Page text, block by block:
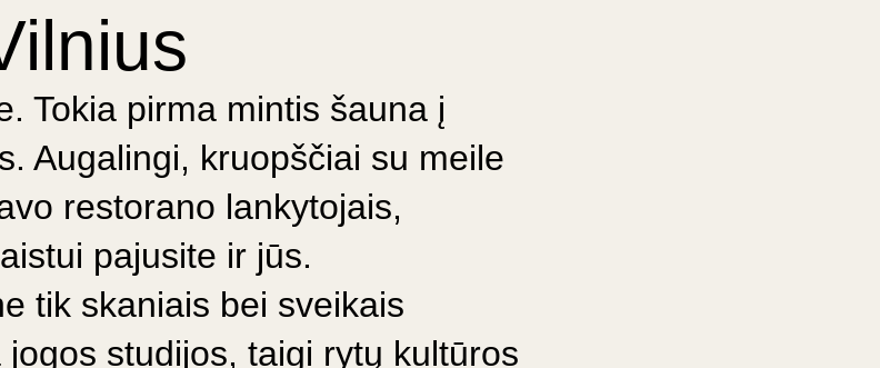
Tokia pirma mintis šauna į
Augalingi, kruopščiai su meile
restorano lankytojais,
pajusite ir jūs.
tik skaniais bei sveikais
studijos, taigi rytų kultūros